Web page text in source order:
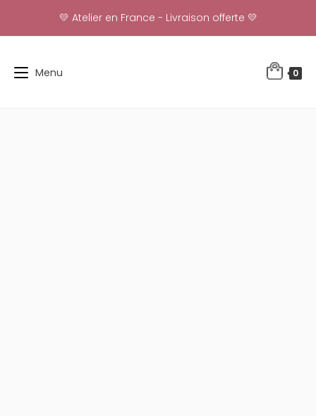
content
💛 Atelier en France - Livraison offerte 💛
Menu 0